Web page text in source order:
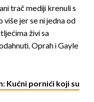
trač mediji krenuli s
više jer se ni jedna od
živi sa
Oprah i Gayle
Kućni pornići koji su